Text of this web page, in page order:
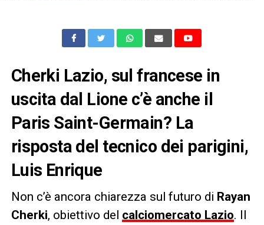
Cherki Lazio, sul francese in
uscita dal Lione c’è anche il
Paris Saint-Germain? La
risposta del tecnico dei parigini,
Luis Enrique
Non c’è ancora chiarezza sul futuro di Rayan
Cherki, obiettivo del calciomercato Lazio. Il